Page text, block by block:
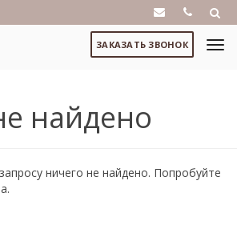
ЗАКАЗАТЬ ЗВОНОК
найдено
ничего не найдено. Попробуйте